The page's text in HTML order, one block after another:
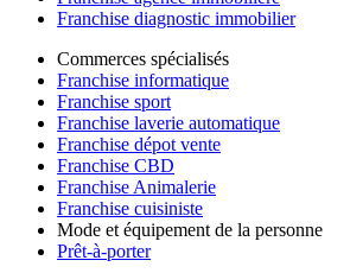
Franchise diagnostic immobilier
Commerces spécialisés
Franchise informatique
Franchise sport
Franchise laverie automatique
Franchise dépot vente
Franchise CBD
Franchise Animalerie
Franchise cuisiniste
Mode et équipement de la personne
Prêt-à-porter